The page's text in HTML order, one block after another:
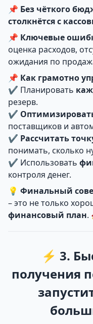
📌 Без чёткого
столкнётся с
📌 Ключевые
оценка расходов,
ожидания по
📌 Как грамотно
✔ Планировать
резерв.
✔
поставщиков и
✔ Рассчитать
понимать, сколько
✔ Использовать
контроля денег.
💡 Финальный
– это не только
финансовый план.
⚡ 3.
получения